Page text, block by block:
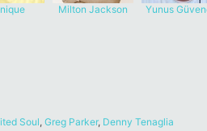
Milton Jackson Yunus
Soul, Greg Parker, Denny Tenaglia